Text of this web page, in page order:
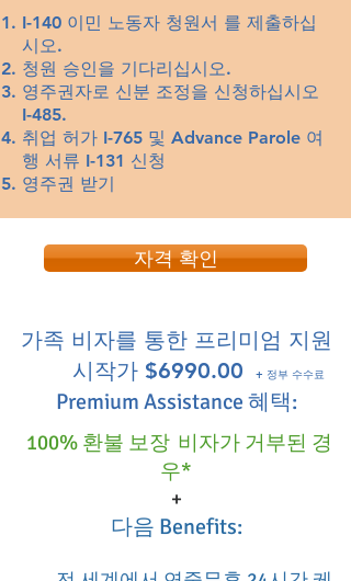
주요 무역 간행물 또는 기타
주요 미디어에 게시된 귀하
에 대한 자료의 증거 • 다른
또는 패널에서 평가하라는
요청을 받았다는 증거 • 과
학, 학술, 예술, 운동 또는 비
즈니스와 관련하여 해당 분
야에 중요한 기여를 했다는
증거 • 전문 또는 주요 무역
거 • 귀하의 작품이 예술 전
시회 또는 쇼케이스에 전시
되었다는 증거 • 저명한 조직
역할을 수행했다는 증거 • 해
당 분야의 다른 사람들과 비
교하여 높은 급여 또는 기타
상당히 높은 보수를 받고 있
난민에게 무료입니다. 해당
는 $85입니다. 15일 이내에
결정된 비자 신청에 대한 미
국무부의 비용.USCIS 프리미
엄 처리 수수료: $1,410
I-140 이민 노동자 청원서 를 제출하십
시오.
청원 승인을 기다리십시오.
영주권자로 신분 조정을 신청하십시오
I-485.
취업 허가 I-765 및 Advance Parole 여
행 서류 I-131 신청
영주권 받기
자격 확인
가족 비자를 통한 프리미엄 지원
시작가 $6990.00
+ 정부 수수료
Premium Assistance 혜택:
100% 환불 보장 비자가 거부된 경
우*
+
다음 Benefits: